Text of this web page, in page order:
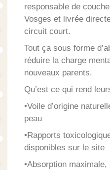
responsable de
Vosges et livrée
circuit court.
Tout ça sous forme
réduire la charge
nouveaux parents.
Qu’est ce qui rend
•Voile d’origine
peau
•Rapports
disponibles sur le site
•Absorption maximale,